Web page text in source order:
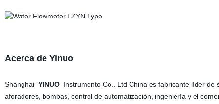
Acerca de Yinuo
Shanghai YINUOInstrumento Co., Ltd China es fabricante líder de
aforadores, bombas, control de automatización, ingeniería y el